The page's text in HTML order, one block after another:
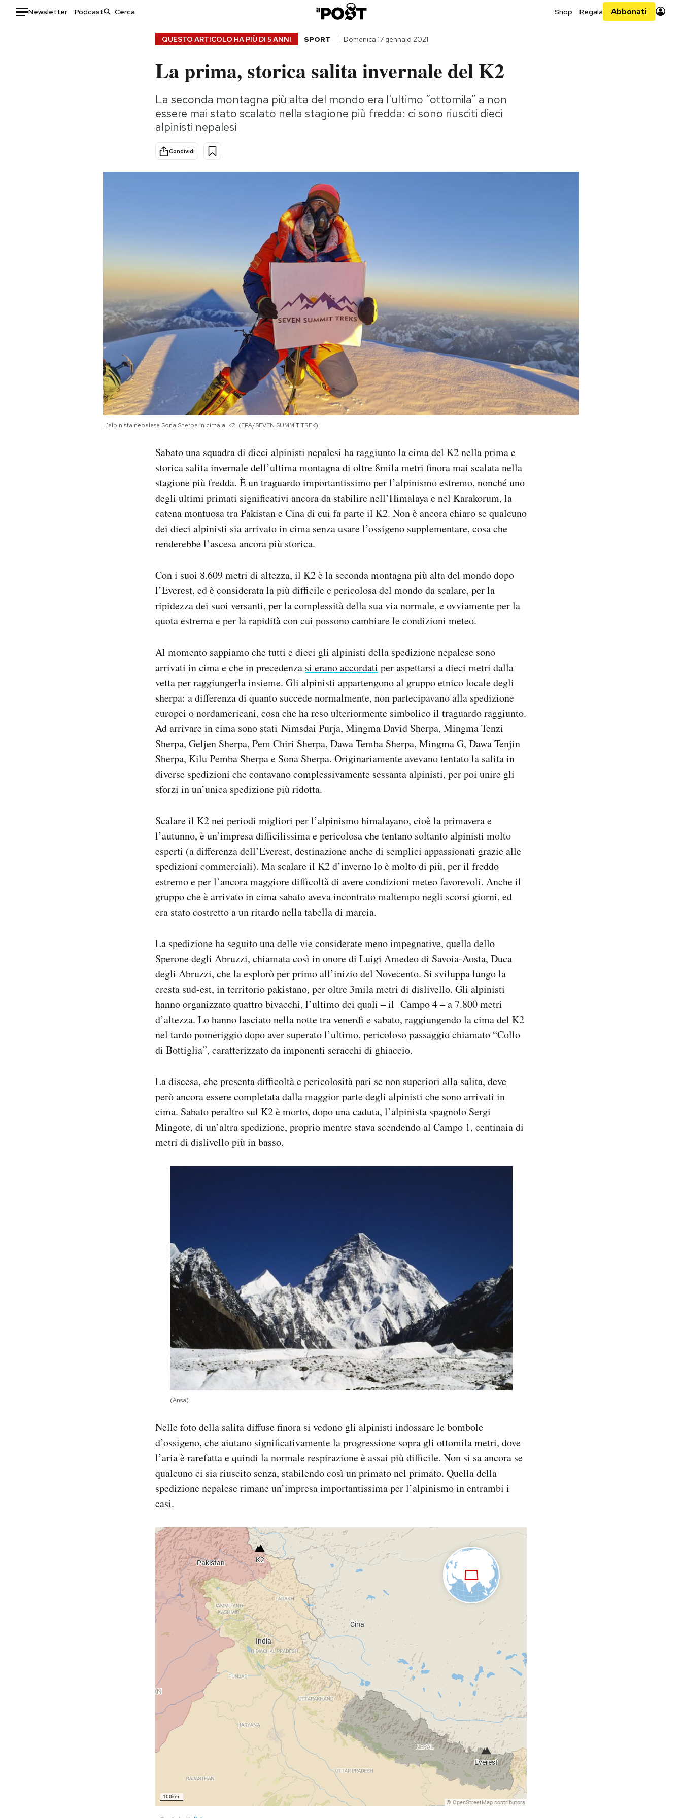
Newsletter Podcast Shop Regala Abbonati
Consumismi
Storie/Idee
Ok Boomer!
Europa
AREA PERSONALE
QUESTO ARTICOLO HA PIÙ DI 5 ANNI SPORT Domenica 17 gennaio 2021
La prima, storica salita invernale del K2
La seconda montagna più alta del mondo era l'ultimo “ottomila” a non
essere mai stato scalato nella stagione più fredda: ci sono riusciti dieci
alpinisti nepalesi
Condividi
L'alpinista nepalese Sona Sherpa in cima al K2. (EPA/SEVEN SUMMIT TREK)
Sabato una squadra di dieci alpinisti nepalesi ha raggiunto la cima del K2 nella prima e
storica salita invernale dell’ultima montagna di oltre 8mila metri finora mai scalata nella
stagione più fredda. È un traguardo importantissimo per l’alpinismo estremo, nonché uno
degli ultimi primati significativi ancora da stabilire nell’Himalaya e nel Karakorum, la
catena montuosa tra Pakistan e Cina di cui fa parte il K2. Non è ancora chiaro se qualcuno
dei dieci alpinisti sia arrivato in cima senza usare l’ossigeno supplementare, cosa che
renderebbe l’ascesa ancora più storica.
Con i suoi 8.609 metri di altezza, il K2 è la seconda montagna più alta del mondo dopo
l’Everest, ed è considerata la più difficile e pericolosa del mondo da scalare, per la
ripidezza dei suoi versanti, per la complessità della sua via normale, e ovviamente per la
quota estrema e per la rapidità con cui possono cambiare le condizioni meteo.
Al momento sappiamo che tutti e dieci gli alpinisti della spedizione nepalese sono
arrivati in cima e che in precedenza si erano accordati per aspettarsi a dieci metri dalla
vetta per raggiungerla insieme. Gli alpinisti appartengono al gruppo etnico locale degli
sherpa: a differenza di quanto succede normalmente, non partecipavano alla spedizione
europei o nordamericani, cosa che ha reso ulteriormente simbolico il traguardo raggiunto.
Ad arrivare in cima sono stati Nimsdai Purja, Mingma David Sherpa, Mingma Tenzi
Sherpa, Geljen Sherpa, Pem Chiri Sherpa, Dawa Temba Sherpa, Mingma G, Dawa Tenjin
Sherpa, Kilu Pemba Sherpa e Sona Sherpa. Originariamente avevano tentato la salita in
diverse spedizioni che contavano complessivamente sessanta alpinisti, per poi unire gli
sforzi in un’unica spedizione più ridotta.
Scalare il K2 nei periodi migliori per l’alpinismo himalayano, cioè la primavera e
l’autunno, è un’impresa difficilissima e pericolosa che tentano soltanto alpinisti molto
esperti (a differenza dell’Everest, destinazione anche di semplici appassionati grazie alle
spedizioni commerciali). Ma scalare il K2 d’inverno lo è molto di più, per il freddo
estremo e per l’ancora maggiore difficoltà di avere condizioni meteo favorevoli. Anche il
gruppo che è arrivato in cima sabato aveva incontrato maltempo negli scorsi giorni, ed
era stato costretto a un ritardo nella tabella di marcia.
La spedizione ha seguito una delle vie considerate meno impegnative, quella dello
Sperone degli Abruzzi, chiamata così in onore di Luigi Amedeo di Savoia-Aosta, Duca
degli Abruzzi, che la esplorò per primo all’inizio del Novecento. Si sviluppa lungo la
cresta sud-est, in territorio pakistano, per oltre 3mila metri di dislivello. Gli alpinisti
hanno organizzato quattro bivacchi, l’ultimo dei quali – il Campo 4 – a 7.800 metri
d’altezza. Lo hanno lasciato nella notte tra venerdì e sabato, raggiungendo la cima del K2
nel tardo pomeriggio dopo aver superato l’ultimo, pericoloso passaggio chiamato “Collo
di Bottiglia”, caratterizzato da imponenti seracchi di ghiaccio.
La discesa, che presenta difficoltà e pericolosità pari se non superiori alla salita, deve
però ancora essere completata dalla maggior parte degli alpinisti che sono arrivati in
cima. Sabato peraltro sul K2 è morto, dopo una caduta, l’alpinista spagnolo Sergi
Mingote, di un’altra spedizione, proprio mentre stava scendendo al Campo 1, centinaia di
metri di dislivello più in basso.
(Ansa)
Nelle foto della salita diffuse finora si vedono gli alpinisti indossare le bombole
d’ossigeno, che aiutano significativamente la progressione sopra gli ottomila metri, dove
l’aria è rarefatta e quindi la normale respirazione è assai più difficile. Non si sa ancora se
qualcuno ci sia riuscito senza, stabilendo così un primato nel primato. Quella della
spedizione nepalese rimane un’impresa importantissima per l’alpinismo in entrambi i
casi.